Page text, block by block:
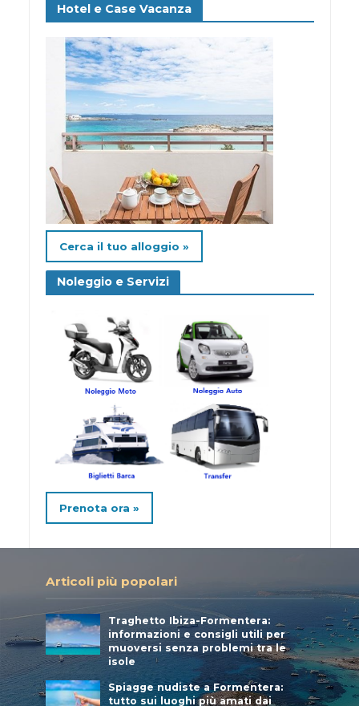
Hotel e Case Vacanza
Cerca il tuo alloggio »
Noleggio e Servizi
Prenota ora »
Articoli più popolari
Traghetto Ibiza-Formentera:
informazioni e consigli utili per
muoversi senza problemi tra le
isole
Spiagge nudiste a Formentera:
tutto sui luoghi più amati dai